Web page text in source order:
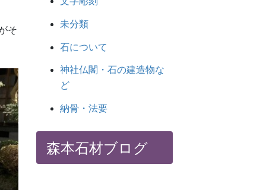
そ
未分類
石について
神社仏閣・石の建造物な
ど
納骨・法要
森本石材ブログ